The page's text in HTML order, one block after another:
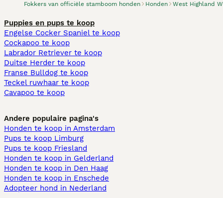
Fokkers van officiële stamboom honden Honden West Highland
Puppies en pups te koop
Engelse Cocker Spaniel te koop
Cockapoo te koop
Labrador Retriever te koop
Duitse Herder te koop
Franse Bulldog te koop
Teckel ruwhaar te koop
Cavapoo te koop
Andere populaire pagina's
Honden te koop in Amsterdam
Pups te koop Limburg​
Pups te koop Friesland​
Honden te koop in Gelderland
Honden te koop in Den Haag
Honden te koop in Enschede
Adopteer hond in Nederland